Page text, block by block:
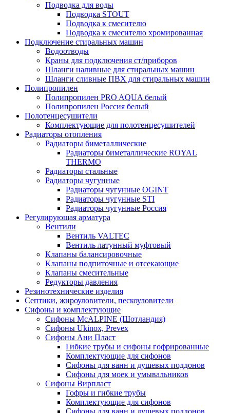
Подводка для воды
Подводка STOUT
Подводка к смесителю
Подводка к смесителю хромированная
Подключение стиральных машин
Водоотводы
Краны для подключения ст/приборов
Шланги наливные для стиральных машин
Шланги сливные ПВХ для стиральных машин
Полипропилен
Полипропилен PRO AQUA белый
Полипропилен Россия белый
Полотенцесушители
Комплектующие для полотенцесушителей
Радиаторы отопления
Радиаторы биметаллические
Радиаторы биметаллические ROYAL
THERMO
Радиаторы стальные
Радиаторы чугунные
Радиаторы чугунные OGINT
Радиаторы чугунные STI
Радиаторы чугунные Россия
Регулирующая арматура
Вентили
Вентиль VALTEC
Вентиль латунный муфтовый
Клапаны балансировочные
Клапаны подпиточные и отсекающие
Клапаны смесительные
Редукторы давления
Резинотехнические изделия
Септики, жироуловители, пескоуловители
Сифоны и комплектующие
Сифоны McALPINE (Шотландия)
Сифоны Ukinox, Prevex
Сифоны Ани Пласт
Гибкие трубы и сифоны гофрированные
Комплектующие для сифонов
Сифоны для ванн и душевых поддонов
Сифоны для моек и умывальников
Сифоны Вирпласт
Гофры и гибкие трубы
Комплектующие для сифонов
Сифоны для ванн и душевых поддонов